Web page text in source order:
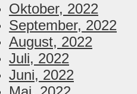
Oktober, 2022
September, 2022
August, 2022
Juli, 2022
Juni, 2022